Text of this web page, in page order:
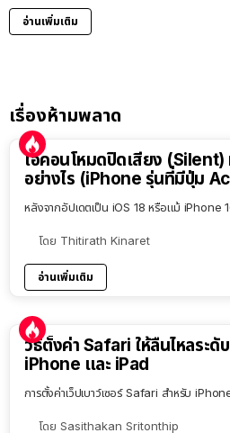
อ่านเพิ่มเติม
เรื่องห้ามพลาด
ไอคอนโหมดปิดเสียง (Silent)
อย่างไร (iPhone รุ่นที่มีปุ่ม
หลังจากอัปเดตเป็น iOS 18 หรือแม้ iPhone
โดย Thitirath Kinaret
อ่านเพิ่มเติม
วิธีตั้งค่า Safari ให้ลื่นไหลระดั
iPhone และ iPad
การตั้งค่าเว็ปเบาว์เซอร์ Safari สำหรับ
โดย Sasithakan Sritonthip